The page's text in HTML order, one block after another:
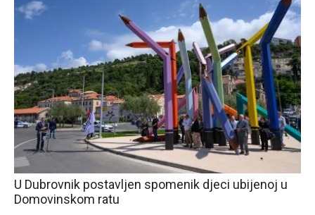
U Dubrovnik postavljen spomenik djeci ubijenoj u
Domovinskom ratu